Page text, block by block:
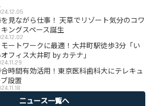
見ながら仕事！ 天草でリゾート気分のコワ
ングスペース誕生
モートワークに最適！大井町駅徒歩3分「い
フィス大井町 by カテナ」
時間有効活用！東京医科歯科大にテレキュ
設置
ニュース一覧へ